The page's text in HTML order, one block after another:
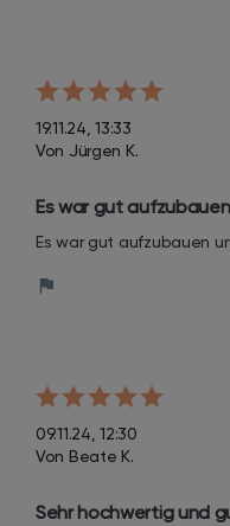
19.11.24, 13:33
Von Jürgen K.
Es war gut
Es war gut aufzubauen
09.11.24, 12:30
Von Beate K.
Sehr hochwertig und